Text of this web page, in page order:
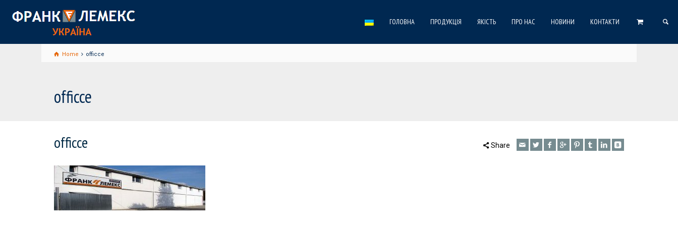
ГОЛОВНА ПРОДУКЦІЯ ЯКІСТЬ ПРО НАС НОВИНИ КОНТАКТИ
Home officce
officce
officce Share